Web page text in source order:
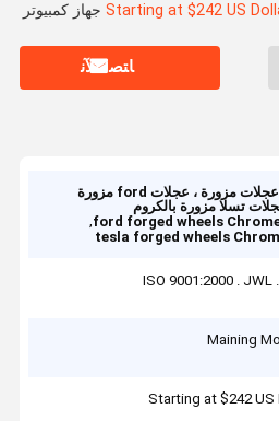
MOQ：4 جهاز كمبيوتر
ﺎﺘﺼﻟ ﺍﻶﻧ
14J ford عجلات مزورة ، عجلات ford مزورة
تسلا مزورة بالكروم
ford forged wheels
,
tesla forged wheels
ISO 9001:2000 . JWL
Maining
Starting at $242 US